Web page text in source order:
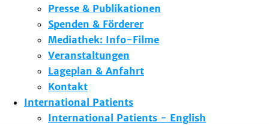
Presse & Publikationen
Spenden & Förderer
Mediathek: Info-Filme
Veranstaltungen
Lageplan & Anfahrt
Kontakt
International Patients
International Patients - English